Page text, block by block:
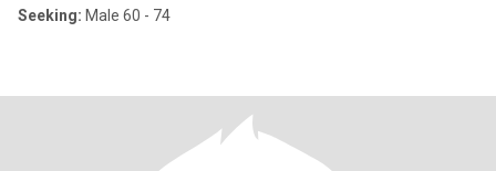
Seeking: Male 60 - 74